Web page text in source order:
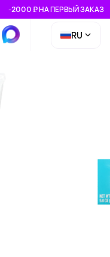
-2000 ₽ НА ПЕРВЫЙ ЗАКАЗ
RU